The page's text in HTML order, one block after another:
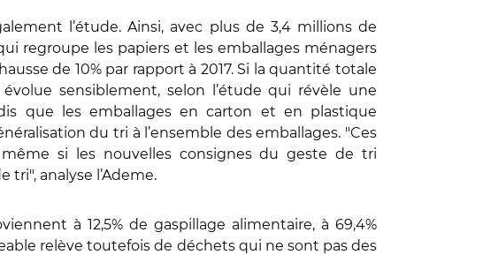
l’étude. Ainsi, avec plus de 3,4 millions de
regroupe les papiers et les emballages ménagers
de 10% par rapport à 2017. Si la quantité totale
sensiblement, selon l’étude qui révèle une
que les emballages en carton et en plastique
du tri à l’ensemble des emballages. "Ces
si les nouvelles consignes du geste de tri
tri", analyse l’Ademe.
à 12,5% de gaspillage alimentaire, à 69,4%
relève toutefois de déchets qui ne sont pas des